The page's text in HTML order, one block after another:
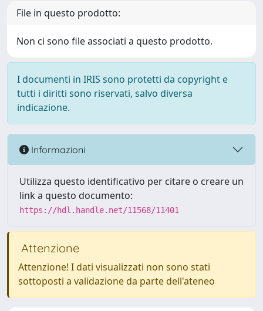
File in questo prodotto:
Non ci sono file associati a questo prodotto.
I documenti in IRIS sono protetti da copyright e
tutti i diritti sono riservati, salvo diversa
indicazione.
Informazioni
Utilizza questo identificativo per citare o creare un
link a questo documento:
https://hdl.handle.net/11568/11401
Attenzione
Attenzione! I dati visualizzati non sono stati
sottoposti a validazione da parte dell'ateneo